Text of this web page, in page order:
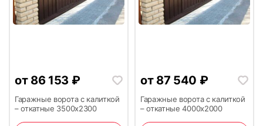
от 86 153 ₽
Гаражные ворота с калиткой
– откатные 3500х2300
от 87 540 ₽
Гаражные ворота с калиткой
– откатные 4000х2000